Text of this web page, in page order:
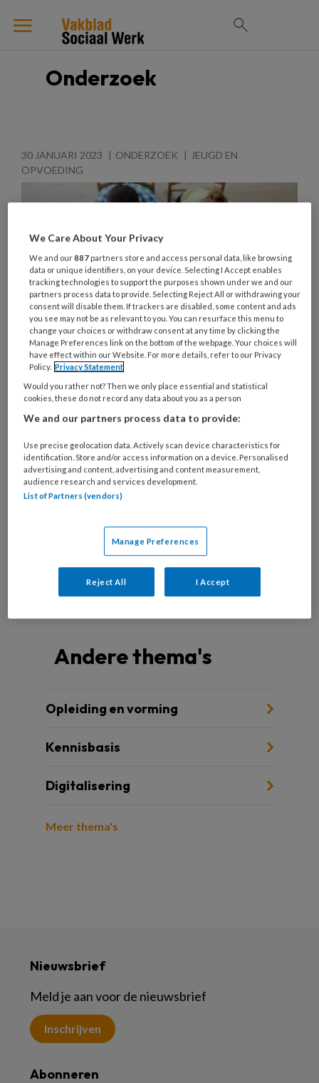
Onderzoek
30 JANUARI 2023 ONDERZOEK
JEUGD EN
OPVOEDING
In samenspraak beslissen
In de wereld van jeugdhulp en onderwijs is
making'. Maar hoe voer je in een cultuur waarin
relaties veelal ongelijkwaardig zijn, een
gelijkwaardig gesprek? Ga dan uit van de
Laarhoven en Huub Purmer.
Andere thema's
Opleiding en vorming
Kennisbasis
Digitalisering
Meer thema's
Nieuwsbrief
Meld je aan voor de nieuwsbrief
Inschrijven
Abonneren
We Care About Your Privacy
We and our887 partners store and access personal data, like browsing
data or unique identifiers, on your device. Selecting I Accept enables
tracking technologies to support the purposes shown under we and our
partners process data to provide. Selecting Reject All or withdrawing your
consent will disable them. If trackers are disabled, some content and ads
you see may not be as relevant to you. You can resurface this menu to
change your choices or withdraw consent at any time by clicking the
Manage Preferences link on the bottom of the webpage. Your choices will
have effect within our Website. For more details, refer to our Privacy
Policy. Privacy Statement
Would you rather not? Then we only place essential and statistical
cookies, these do not record any data about you as a person
We and our partners process data to provide:
Use precise geolocation data. Actively scan device characteristics for
identification. Store and/or access information on a device. Personalised
advertising and content, advertising and content measurement,
audience research and services development.
List of Partners (vendors)
Manage Preferences
Reject All I Accept